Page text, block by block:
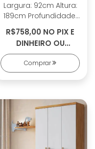
Largura: 92cm Altura:
189cm Profundidade:
42cm 100% MDF Pés
em ABS Cabideiro
metálico Puxadores
em ABS 2 opções de
rodapé Corrediças
telescópicas Portas
Sistema
antitombamento
R$758,00 NO PIX E
DINHEIRO OU
R$834,00 EM 8X S/
JUROS
Comprar